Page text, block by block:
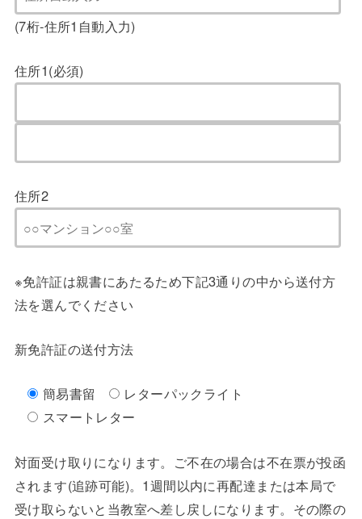
(7桁-住所1自動入力)
住所1(必須)
住所2
※免許証は親書にあたるため下記3通りの中から送付方
法を選んでください
新免許証の送付方法
簡易書留
レターパックライト
スマートレター
対面受け取りになります。ご不在の場合は不在票が投函
されます(追跡可能)。1週間以内に再配達または本局で
受け取らないと当教室へ差し戻しになります。その際の